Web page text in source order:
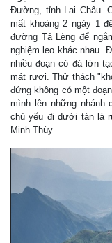
Đường, tỉnh Lai Châu.
mất khoảng 2 ngày 1
đường Tả Lèng để
nghiệm leo khác nhau.
nhiều đoạn có đá lớn
mát rượi. Thử thách
đứng không có một
mình lên những nhánh
chủ yếu đi dưới tán lá
Minh Thùy